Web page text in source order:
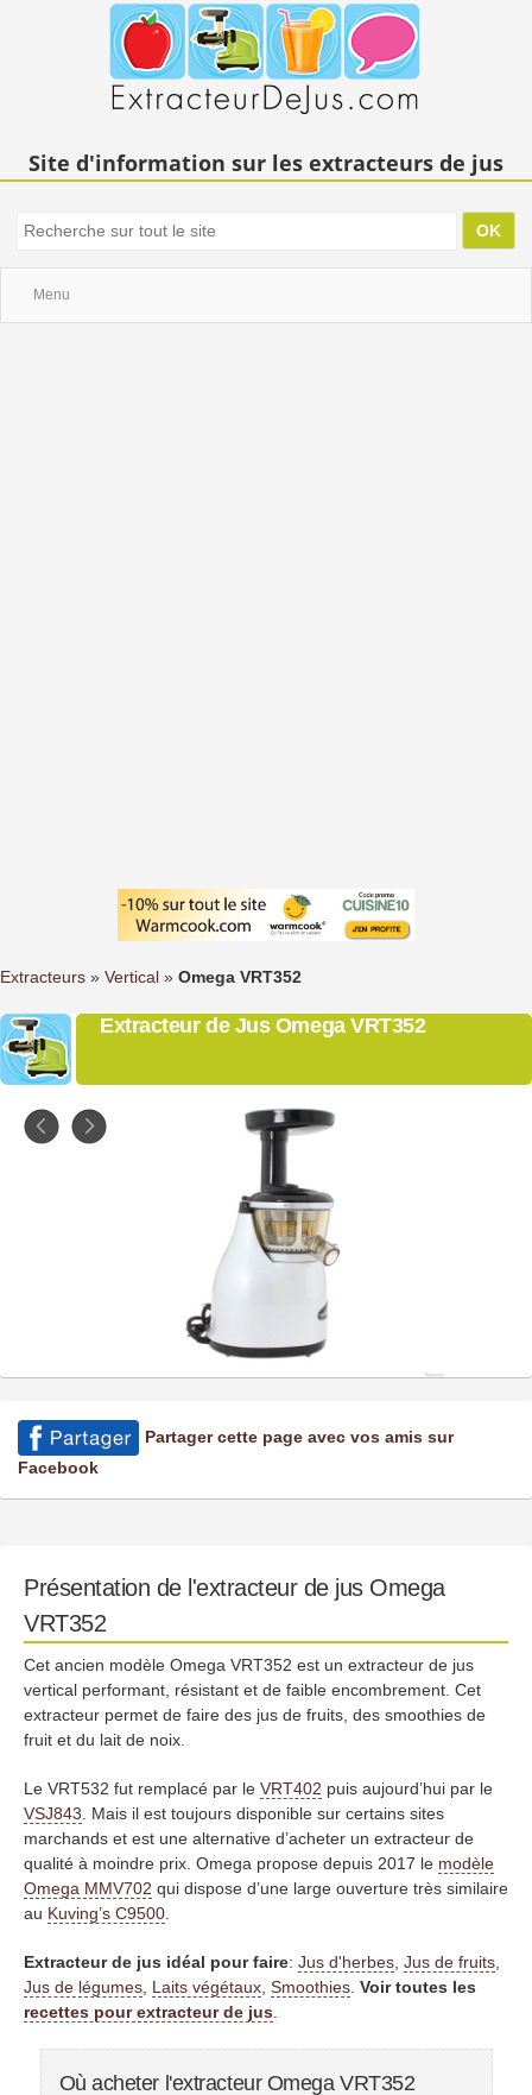
Site d'information sur les extracteurs de jus
Menu
Extracteurs » Vertical » Omega VRT352
Extracteur de Jus Omega VRT352
Partager cette page avec vos amis sur
Facebook
Présentation de l'extracteur de jus Omega
VRT352
Cet ancien modèle Omega VRT352 est un extracteur de jus
vertical performant, résistant et de faible encombrement. Cet
extracteur permet de faire des jus de fruits, des smoothies de
fruit et du lait de noix.
Le VRT532 fut remplacé par le VRT402 puis aujourd’hui par le
VSJ843 . Mais il est toujours disponible sur certains sites
marchands et est une alternative d’acheter un extracteur de
qualité à moindre prix. Omega propose depuis 2017 le modèle
Omega MMV702 qui dispose d’une large ouverture très similaire
au Kuving’s C9500
Extracteur de jus idéal pour faire: Jus d'herbes Jus de fruits
Jus de légumes Laits végétaux Smoothies Voir toutes les
recettes pour extracteur de jus
Où acheter l'extracteur Omega VRT352